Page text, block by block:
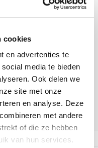
cookies
en advertenties te
media te bieden
Ook delen we
site met onze
en analyse. Deze
met andere
of die ze hebben
van hun services.